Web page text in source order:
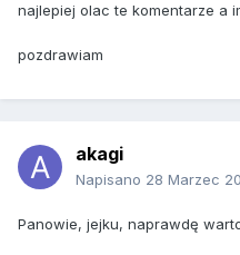
najlepiej olac te komentarze a
pozdrawiam
akagi
Napisano 28 Marzec
Panowie, jejku, naprawdę